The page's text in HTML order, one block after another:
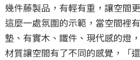
幾件藤製品，有輕有重，讓空間
這麼一處氛圍的示範，當空間裡
墊、有實木、鐵件、現代感的燈
材質讓空間有了不同的感覺，「